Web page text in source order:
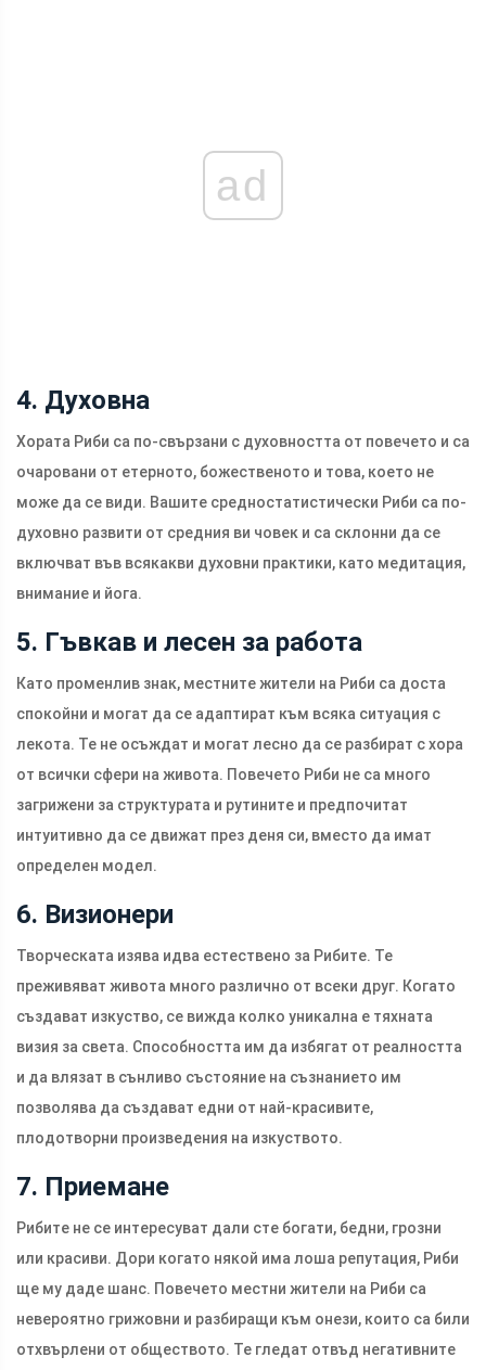
ad
4. Духовна
Хората Риби са по-свързани с духовността от повечето и са
очаровани от етерното, божественото и това, което не
може да се види. Вашите средностатистически Риби са по-
духовно развити от средния ви човек и са склонни да се
включват във всякакви духовни практики, като медитация,
внимание и йога.
5. Гъвкав и лесен за работа
Като променлив знак, местните жители на Риби са доста
спокойни и могат да се адаптират към всяка ситуация с
лекота. Те не осъждат и могат лесно да се разбират с хора
от всички сфери на живота. Повечето Риби не са много
загрижени за структурата и рутините и предпочитат
интуитивно да се движат през деня си, вместо да имат
определен модел.
6. Визионери
Творческата изява идва естествено за Рибите. Те
преживяват живота много различно от всеки друг. Когато
създават изкуство, се вижда колко уникална е тяхната
визия за света. Способността им да избягат от реалността
и да влязат в сънливо състояние на съзнанието им
позволява да създават едни от най-красивите,
плодотворни произведения на изкуството.
7. Приемане
Рибите не се интересуват дали сте богати, бедни, грозни
или красиви. Дори когато някой има лоша репутация, Риби
ще му даде шанс. Повечето местни жители на Риби са
невероятно грижовни и разбиращи към онези, които са били
отхвърлени от обществото. Те гледат отвъд негативните